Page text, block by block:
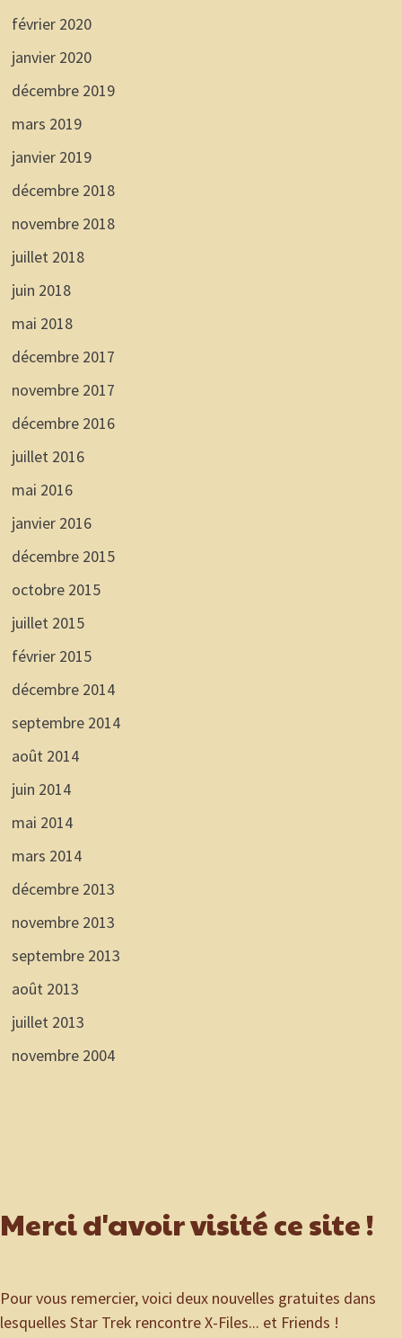
février 2020
janvier 2020
décembre 2019
mars 2019
janvier 2019
décembre 2018
novembre 2018
juillet 2018
juin 2018
mai 2018
décembre 2017
novembre 2017
décembre 2016
juillet 2016
mai 2016
janvier 2016
décembre 2015
octobre 2015
juillet 2015
février 2015
décembre 2014
septembre 2014
août 2014
juin 2014
mai 2014
mars 2014
décembre 2013
novembre 2013
septembre 2013
août 2013
juillet 2013
novembre 2004
Merci d'avoir visité ce site !
Pour vous remercier, voici deux nouvelles gratuites dans
lesquelles Star Trek rencontre X-Files... et Friends !